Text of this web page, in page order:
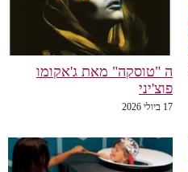
ה "טוסקה" מאת ג'אקומו
פוצ'יני